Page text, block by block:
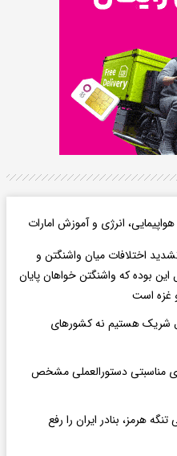
انرژی و آموزش امارات
اختلافات میان واشنگتن و
این بوده که واشنگتن خواهان پایان
شریک هستیم نه کشورهای
مناسبتی دستورالعملی مشخص
هرمز، بنادر ایران را رفع